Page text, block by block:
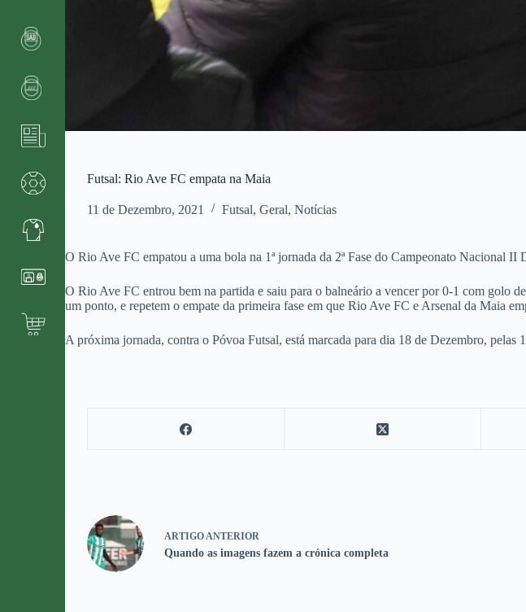
Futsal: Rio Ave FC empata na Maia
11 de Dezembro, 2021 Futsal,Geral,Notícias
O Rio Ave FC empatou a uma bola na 1ª jornada da 2ª Fase do Campeonato Nacional II
O Rio Ave FC entrou bem na partida e saiu para o balneário a vencer por 0-1 com golo
um ponto, e repetem o empate da primeira fase em que Rio Ave FC e Arsenal da Maia
A próxima jornada, contra o Póvoa Futsal, está marcada para dia 18 de Dezembro,
ARTIGO ANTERIOR
Quando as imagens fazem a crónica completa